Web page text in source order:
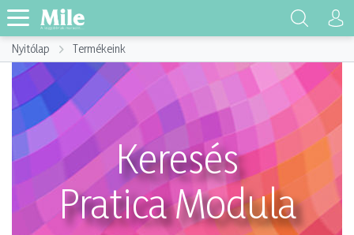
Nyitólap Termékeink
Keresés
Pratica Modula